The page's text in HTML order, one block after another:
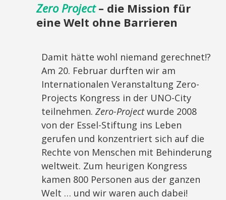
Zero Project– die Mission für
eine Welt ohne Barrieren
Damit hätte wohl niemand gerechnet!?
Am 20. Februar durften wir am
Internationalen Veranstaltung Zero-
Projects Kongress in der UNO-City
teilnehmen.Zero-Projectwurde 2008
von der Essel-Stiftung ins Leben
gerufen und konzentriert sich auf die
Rechte von Menschen mit Behinderung
weltweit. Zum heurigen Kongress
kamen 800 Personen aus der ganzen
Welt … und wir waren auch dabei!